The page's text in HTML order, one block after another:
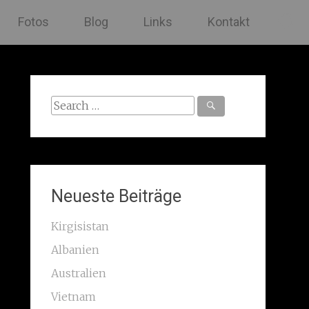
Fotos Blog Links Kontakt
Search
Neueste Beiträge
Kirgisistan
Albanien
Australien
Vietnam